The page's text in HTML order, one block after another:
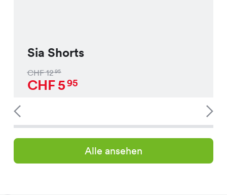
Sia Shorts
CHF1295
CHF595
Alle ansehen